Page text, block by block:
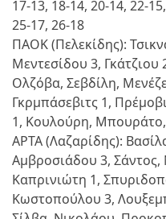
17-13, 18-14, 20-14, 22-15,
25-17, 26-18
ΠΑΟΚ (Πελεκίδης):
Μεντεσίδου 3, Γκάτζιου
Ολζόβα, Σεβδίλη,
Γκρμπάσεβιτς 1,
1, Κουλούρη, Μπουράτο,
ΑΡΤΑ (Λαζαρίδης):
Αμβροσιάδου 3, Σάντος,
Καπρινιώτη 1,
Κωστοπούλου 3,